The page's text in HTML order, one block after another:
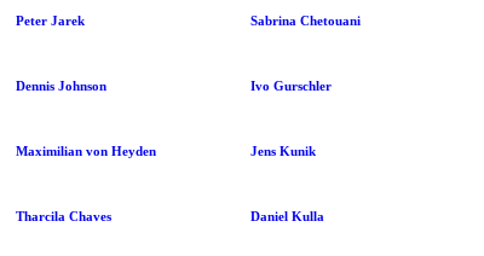
Peter Jarek Sabrina Chetouani
Dennis Johnson Ivo Gurschler
Maximilian von Heyden Jens Kunik
Tharcila Chaves Daniel Kulla